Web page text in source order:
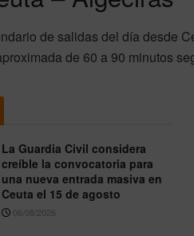
de salidas del día desde
de 60 a 90 minutos
La Guardia Civil considera
creíble la convocatoria para
una nueva entrada masiva en
Ceuta el 15 de agosto
06/08/2026